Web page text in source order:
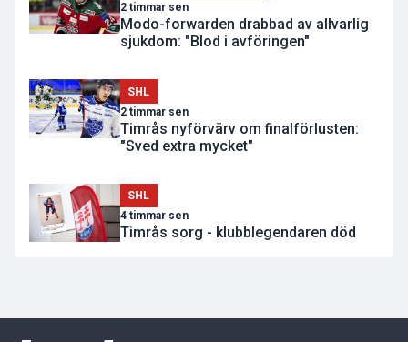
2 timmar sen
Modo-forwarden drabbad av allvarlig
sjukdom: "Blod i avföringen"
SHL
2 timmar sen
Timrås nyförvärv om finalförlusten:
"Sved extra mycket"
SHL
4 timmar sen
Timrås sorg - klubblegendaren död